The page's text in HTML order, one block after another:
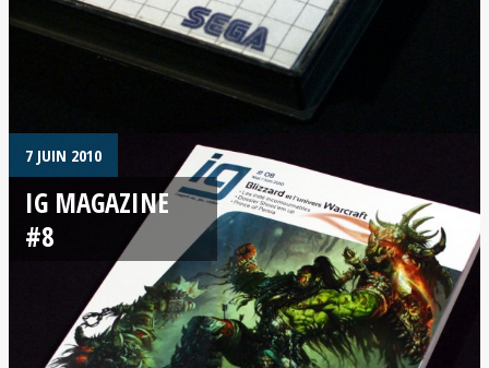
7 JUIN 2010
IG MAGAZINE
#8